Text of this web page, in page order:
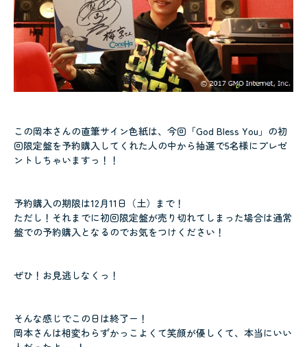
この岡本さんの直筆サイン色紙は、今回「God Bless You」の初
回限定盤を予約購入してくれた人の中から抽選で5名様にプレゼ
ントしちゃいますっ！！
予約購入の期限は12月11日（土）まで！
ただし！それまでに初回限定盤が売り切れてしまった場合は通常
盤での予約購入となるのでお気をつけください！
ぜひ！お見逃しなくっ！
そんな感じでこの日は終了ー！
岡本さんは相変わらずかっこよくて笑顔が優しくて、本当にいい